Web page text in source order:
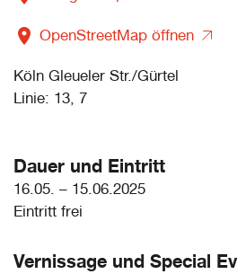
OpenStreetMap öffnen
Köln Gleueler Str./Gürtel
Linie: 13, 7
Dauer und Eintritt
16.05. – 15.06.2025
Eintritt frei
Vernissage und Special